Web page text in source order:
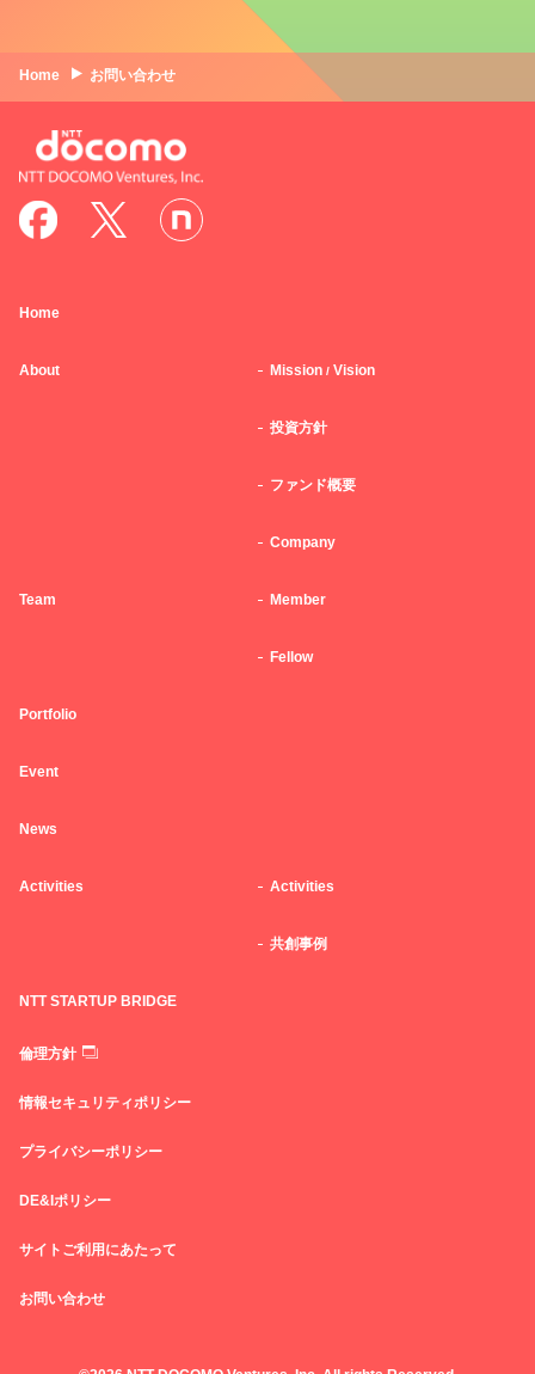
Home お問い合わせ
Home
About Mission / Vision
投資方針
ファンド概要
Company
Team Member
Fellow
Portfolio
Event
News
Activities Activities
共創事例
NTT STARTUP BRIDGE
倫理方針
情報セキュリティポリシー
プライバシーポリシー
DE&Iポリシー
サイトご利用にあたって
お問い合わせ